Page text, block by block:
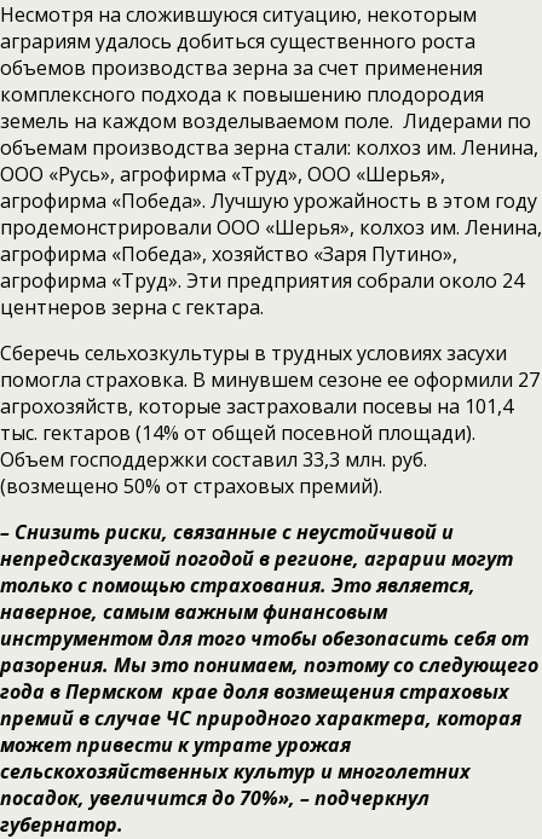
Несмотря на сложившуюся ситуацию, некоторым
аграриям удалось добиться существенного роста
объемов производства зерна за счет применения
комплексного подхода к повышению плодородия
земель на каждом возделываемом поле. Лидерами по
объемам производства зерна стали: колхоз им. Ленина,
ООО «Русь», агрофирма «Труд», ООО «Шерья»,
агрофирма «Победа». Лучшую урожайность в этом году
продемонстрировали ООО «Шерья», колхоз им. Ленина,
агрофирма «Победа», хозяйство «Заря Путино»,
агрофирма «Труд». Эти предприятия собрали около 24
центнеров зерна с гектара.
Сберечь сельхозкультуры в трудных условиях засухи
помогла страховка. В минувшем сезоне ее оформили 27
агрохозяйств, которые застраховали посевы на 101,4
тыс. гектаров (14% от общей посевной площади).
Объем господдержки составил 33,3 млн. руб.
(возмещено 50% от страховых премий).
– Снизить риски, связанные с неустойчивой и
непредсказуемой погодой врегионе, аграрии могут
только с помощью страхования. Это является,
наверное, самым важным финансовым
инструментом для того чтобы обезопасить себя от
разорения. Мы это понимаем, поэтому со следующего
года в Пермском крае доля возмещения страховых
премий в случае ЧС природного характера, которая
может привести к утрате урожая
сельскохозяйственных культур и многолетних
посадок, увеличится до 70%», – подчеркнул
губернатор.